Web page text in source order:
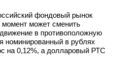
фондовый рынок
момент может сменить
в противоположную
номинированный в рублях
на 0,12%, а долларовый РТС